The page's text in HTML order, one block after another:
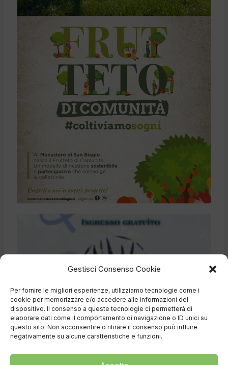
Gestisci Consenso Cookie
Per fornire le migliori esperienze, utilizziamo tecnologie come i
cookie per memorizzare e/o accedere alle informazioni del
dispositivo. Il consenso a queste tecnologie ci permetterà di
elaborare dati come il comportamento di navigazione o ID unici su
questo sito. Non acconsentire o ritirare il consenso può influire
negativamente su alcune caratteristiche e funzioni.